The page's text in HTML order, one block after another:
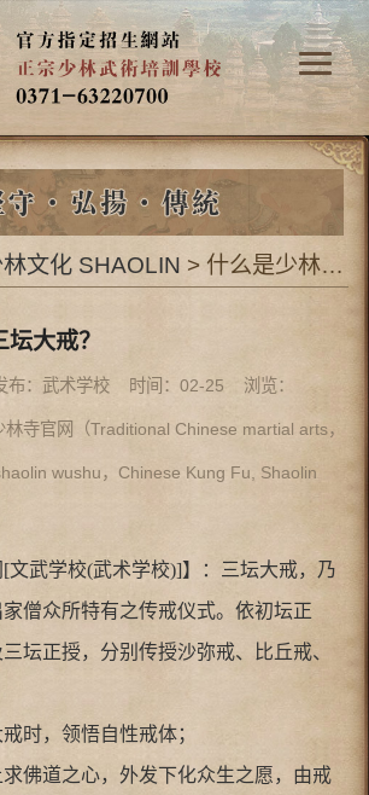
林文化 SHAOLIN > 什么是少林寺三坛大戒？
大戒？
布：武术学校 时间：02-25 浏览：
寺官网（Traditional Chinese martial arts，
wushu，Chinese Kung Fu, Shaolin
[文武学校(武术学校)]】：三坛大戒，乃
僧众所特有之传戒仪式。依初坛正
坛正授，分别传授沙弥戒、比丘戒、
时，领悟自性戒体；
佛道之心，外发下化众生之愿，由戒